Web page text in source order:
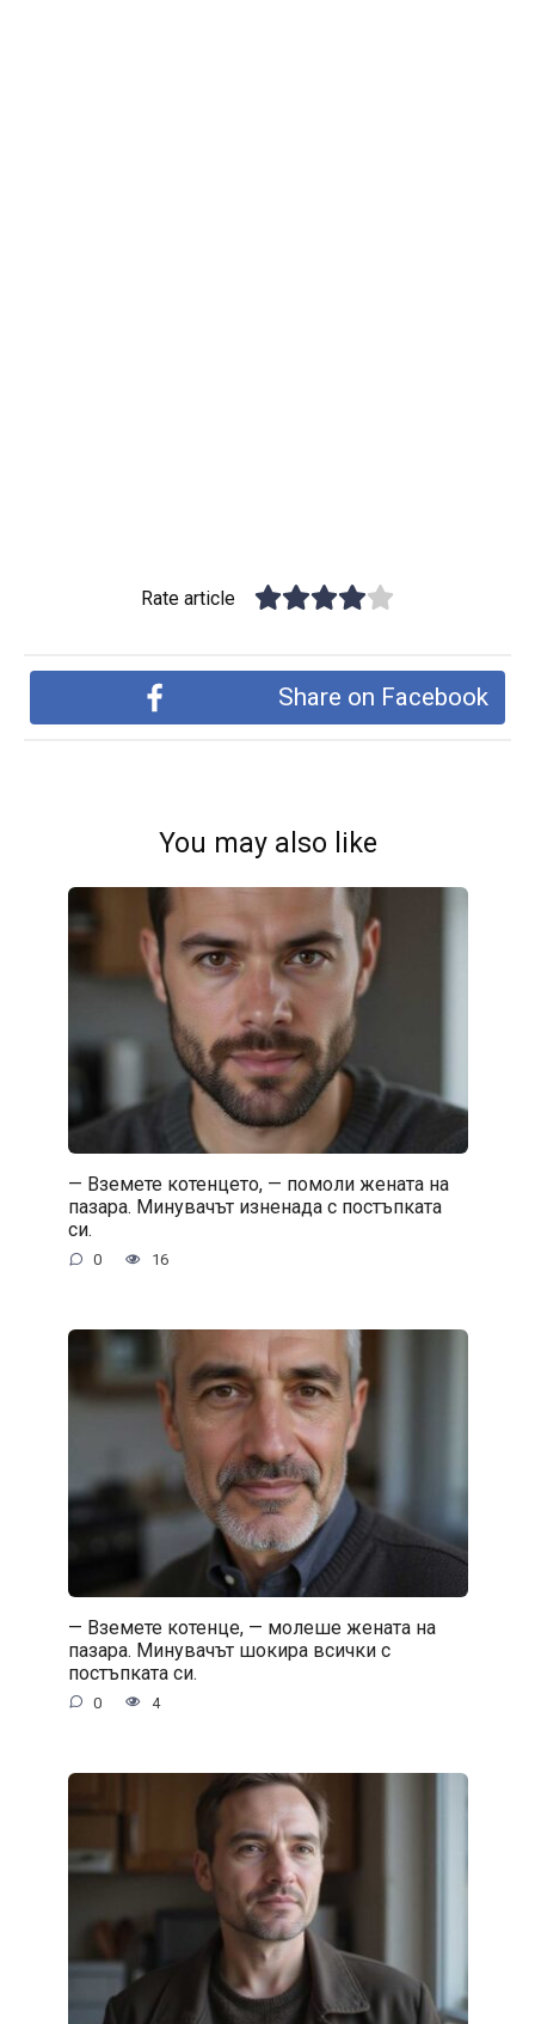
Rate article
Share on Facebook
You may also like
— Вземете котенцето, — помоли жената на
пазара. Минувачът изненада с постъпката
си.
0 16
— Вземете котенце, — молеше жената на
пазара. Минувачът шокира всички с
постъпката си.
0 4